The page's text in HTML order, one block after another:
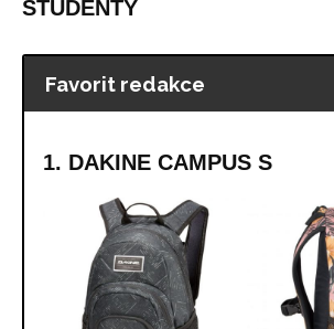
STUDENTY
Favorit redakce
1. DAKINE CAMPUS S